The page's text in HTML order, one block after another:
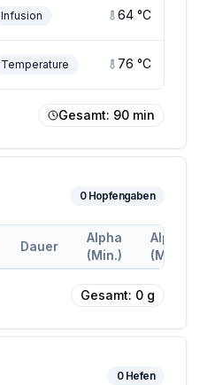
Infusion 64 °C
Temperature 76 °C
Gesamt: 90 min
0Hopfengaben
Dauer
Alpha
(Min.)
Alpha
(Max.)
Gesamt: 0 g
0Hefen